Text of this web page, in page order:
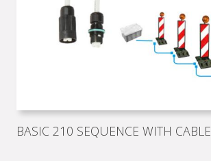
BASIC 210 SEQUENCE WITH CABLE